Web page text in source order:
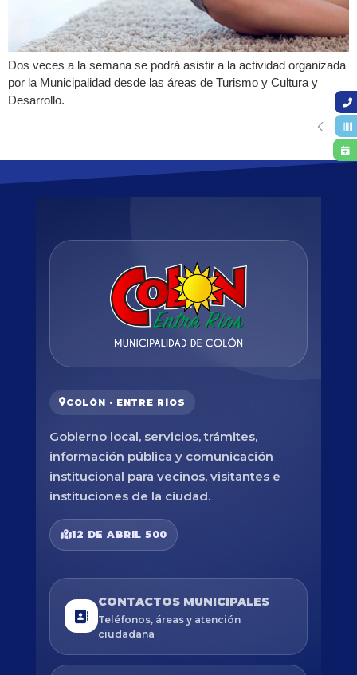
Dos veces a la semana se podrá asistir a la actividad organizada
por la Municipalidad desde las áreas de Turismo y Cultura y
Desarrollo.
COLÓN · ENTRE RÍOS
Gobierno local, servicios, trámites,
información pública y comunicación
institucional para vecinos, visitantes e
instituciones de la ciudad.
12 DE ABRIL 500
CONTACTOS MUNICIPALES
Teléfonos, áreas y atención
ciudadana